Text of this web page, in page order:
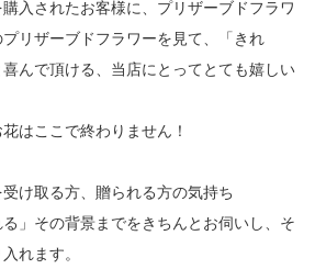
入されたお客様に、プリザーブドフラワ
リザーブドフラワーを見て、「きれ
んで頂ける、当店にとってとても嬉しい
はここで終わりません！
け取る方、贈られる方の気持ち
る」その背景までをきちんとお伺いし、そ
れます。